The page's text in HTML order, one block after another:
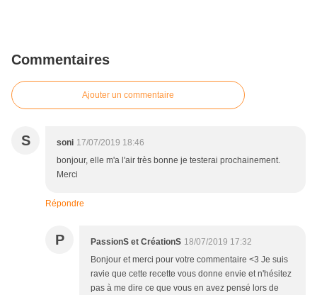
Commentaires
Ajouter un commentaire
S soni 17/07/2019 18:46
bonjour, elle m'a l'air très bonne je testerai prochainement.
Merci
Répondre
P PassionS et CréationS 18/07/2019 17:32
Bonjour et merci pour votre commentaire <3 Je suis
ravie que cette recette vous donne envie et n'hésitez
pas à me dire ce que vous en avez pensé lors de